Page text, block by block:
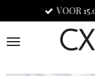
direct
naar
VOOR